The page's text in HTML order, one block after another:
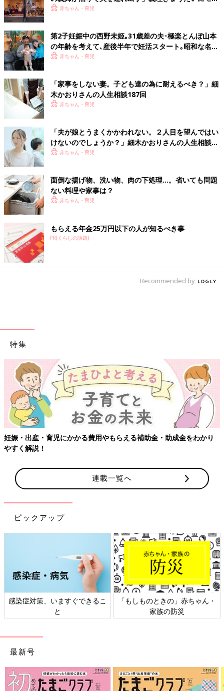
モヤ…
赤ちゃん・育児
第2子妊娠中の西野未姫｡31歳差の夫･極楽とんぼ山本
の年齢を考えて､産後半年で妊活スタート｡昭和な名前
を好む夫とは､また名づけでぶつかりそう!?
赤ちゃん・育児
「家事をしない妻。子ども達の為に耐えるべき？」細
木かおりさんの人生相談187回
赤ちゃん・育児
「夫が娘とうまくかかわれない。２人目を望んではい
けないのでしょうか？」細木かおりさんの人生相談
183回赤ちゃん・育児
面倒な揚げ物、洗い物、肉の下処理…。省いても問題
ない料理や家事は？
赤ちゃん・育児
もらえる年金25万円以下の人が知るべき事
PR(くらしの話題)
Recommended by
特集
妊娠・出産・育児にかかる費用やもらえる補助金・助成金をわかり
やすく解説！
連載一覧へ
ピックアップ
感染症対策、いますぐできるこ
と
「もしものときの」赤ちゃん・
家族の防災
最新号